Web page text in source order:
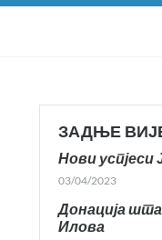
ЗАДЊЕ
Нови успјеси
03/04/2023
Донација
Илова